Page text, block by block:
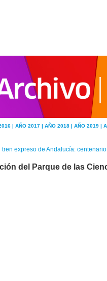
| AÑO 2017 | AÑO 2018 | AÑO 2019 |
tren expreso de Andalucía:
del Parque de las